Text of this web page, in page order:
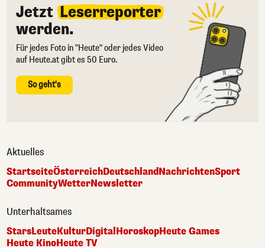
Jetzt Leserreporter
werden.
Für jedes Foto in "Heute" oder jedes Video
auf Heute.at gibt es 50 Euro.
So geht's
Aktuelles
StartseiteÖsterreichDeutschlandNachrichtenSport
CommunityWetterNewsletter
Unterhaltsames
StarsLeuteKulturDigitalHoroskopHeute Games
Heute KinoHeute TV